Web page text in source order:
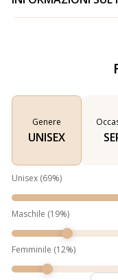
Genere
UNISEX
Unisex (69%)
Maschile (19%)
Femminile (12%)